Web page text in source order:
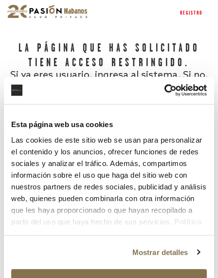
Esta página web usa cookies
Las cookies de este sitio web se usan para personalizar
el contenido y los anuncios, ofrecer funciones de redes
sociales y analizar el tráfico. Además, compartimos
información sobre el uso que haga del sitio web con
nuestros partners de redes sociales, publicidad y análisis
web, quienes pueden combinarla con otra información
que les haya proporcionado o que hayan recopilado a
partir del uso que haya hecho de sus servicios. Política
Mostrar detalles
REGISTRO
LA PÁGINA QUE HAS SOLICITADO
TIENE ACCESO RESTRINGIDO.
Si ya eres usuario, ingresa al sistema. Si no,
¿Has olvidado tu contraseña?